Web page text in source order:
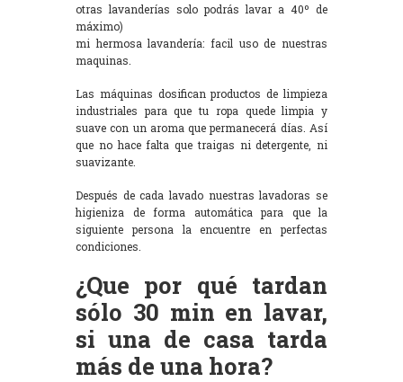
otras lavanderías solo podrás lavar a 40º de
máximo)
mi hermosa lavandería: facil uso de nuestras
maquinas.
Las máquinas dosifican productos de limpieza
industriales para que tu ropa quede limpia y
suave con un aroma que permanecerá días. Así
que no hace falta que traigas ni detergente, ni
suavizante.
Después de cada lavado nuestras lavadoras se
higieniza de forma automática para que la
siguiente persona la encuentre en perfectas
condiciones.
¿Que por qué tardan
sólo 30 min en lavar,
si una de casa tarda
más de una hora?